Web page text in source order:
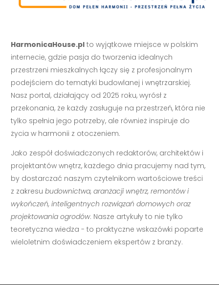
HarmonicaHouse.pl to wyjątkowe miejsce w polskim
internecie, gdzie pasja do tworzenia idealnych
przestrzeni mieszkalnych łączy się z profesjonalnym
podejściem do tematyki budowlanej i wnętrzarskiej.
Nasz portal, działający od 2025 roku, wyrósł z
przekonania, że każdy zasługuje na przestrzeń, która nie
tylko spełnia jego potrzeby, ale również inspiruje do
życia w harmonii z otoczeniem.
Jako zespół doświadczonych redaktorów, architektów i
projektantów wnętrz, każdego dnia pracujemy nad tym,
by dostarczać naszym czytelnikom wartościowe treści
z zakresubudownictwa, aranżacji wnętrz, remontów i
wykończeń, inteligentnych rozwiązań domowych oraz
projektowania ogrodów. Nasze artykuły to nie tylko
teoretyczna wiedza - to praktyczne wskazówki poparte
wieloletnim doświadczeniem ekspertów z branży.